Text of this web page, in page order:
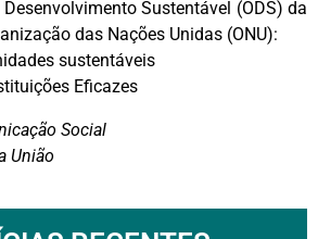
Sustentável (ODS) da
das Nações Unidas (ONU):
sustentáveis
Eficazes
Social
União